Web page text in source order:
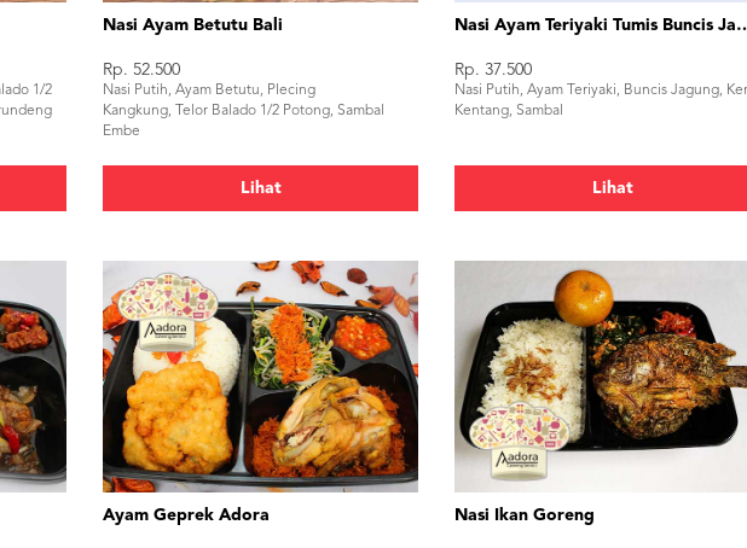
1/2
Nasi Ayam Betutu Bali
Rp. 52.500
Nasi Putih, Ayam Betutu, Plecing
Kangkung, Telor Balado 1/2 Potong, Sambal
Embe
Lihat
Nasi Ayam
Rp. 37.500
Nasi Putih, Ayam Teriyaki, Buncis Jagung,
Kentang, Sambal
Lihat
Ayam Geprek Adora Nasi Ikan Goreng